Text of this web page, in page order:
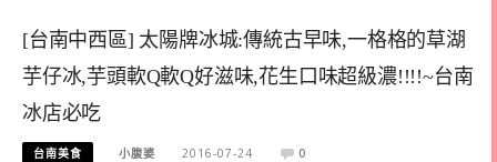
[台南中西區] 太陽牌冰城:傳統古早味,一格格的草湖
芋仔冰,芋頭軟Q軟Q好滋味,花生口味超級濃!!!!~台南
冰店必吃
台南美食 小腹婆 2016-07-24 0